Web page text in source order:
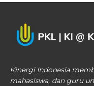
Kinergi Indonesia
mahasiswa, dan guru